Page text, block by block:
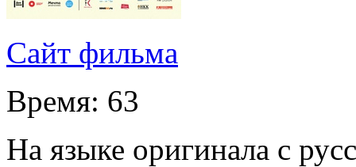
Сайт фильма
Время: 63
На языке оригинала с